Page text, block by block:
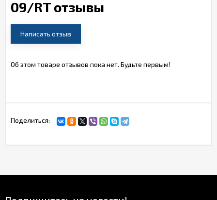
09/RT отзывы
Написать отзыв
Об этом товаре отзывов пока нет. Будьте первым!
Поделиться: